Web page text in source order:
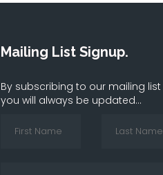
Mailing List Signup.
By subscribing to our mailing list
you will always be updated...